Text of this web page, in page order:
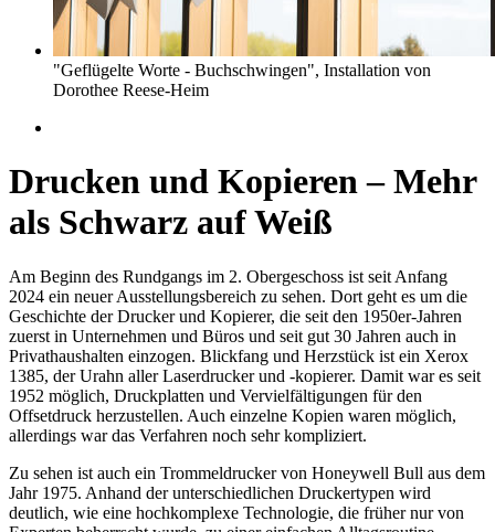
"Geflügelte Worte - Buchschwingen", Installation von
Dorothee Reese-Heim
Drucken und Kopieren – Mehr
als Schwarz auf Weiß
Am Beginn des Rundgangs im 2. Obergeschoss ist seit Anfang
2024 ein neuer Ausstellungsbereich zu sehen. Dort geht es um die
Geschichte der Drucker und Kopierer, die seit den 1950er-Jahren
zuerst in Unternehmen und Büros und seit gut 30 Jahren auch in
Privathaushalten einzogen. Blickfang und Herzstück ist ein Xerox
1385, der Urahn aller Laserdrucker und -kopierer. Damit war es seit
1952 möglich, Druckplatten und Vervielfältigungen für den
Offsetdruck herzustellen. Auch einzelne Kopien waren möglich,
allerdings war das Verfahren noch sehr kompliziert.
Zu sehen ist auch ein Trommeldrucker von Honeywell Bull aus dem
Jahr 1975. Anhand der unterschiedlichen Druckertypen wird
deutlich, wie eine hochkomplexe Technologie, die früher nur von